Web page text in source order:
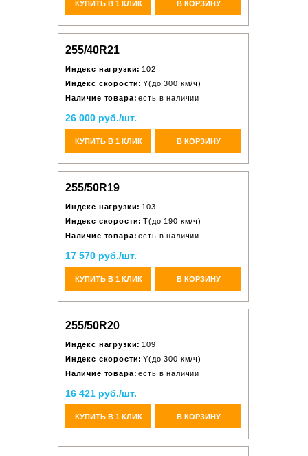
КУПИТЬ В 1 КЛИК В КОРЗИНУ
255/40R21
Индекс нагрузки: 102
Индекс скорости: Y(до 300 км/ч)
Наличие товара: есть в наличии
26 000 руб./шт.
КУПИТЬ В 1 КЛИК В КОРЗИНУ
255/50R19
Индекс нагрузки: 103
Индекс скорости: T(до 190 км/ч)
Наличие товара: есть в наличии
17 570 руб./шт.
КУПИТЬ В 1 КЛИК В КОРЗИНУ
255/50R20
Индекс нагрузки: 109
Индекс скорости: Y(до 300 км/ч)
Наличие товара: есть в наличии
16 421 руб./шт.
КУПИТЬ В 1 КЛИК В КОРЗИНУ